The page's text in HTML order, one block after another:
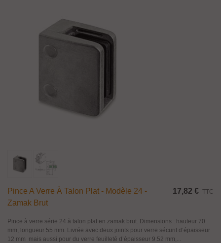
Pince A Verre À Talon Plat - Modèle 24 -
Zamak Brut
17,82 € TTC
Pince à verre série 24 à talon plat en zamak brut. Dimensions : hauteur 70
mm, longueur 55 mm. Livrée avec deux joints pour verre sécurit d’épaisseur
12 mm mais aussi pour du verre feuilleté d’épaisseur 9.52 mm,...